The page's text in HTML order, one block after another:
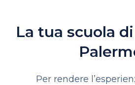
La tua scuola
Per rendere